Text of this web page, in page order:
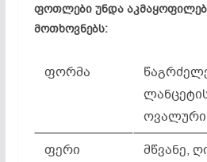
ფოთლები უნდა
მოთხოვნებს:
ფორმა
ოვალური
ფერი
მწვანე,